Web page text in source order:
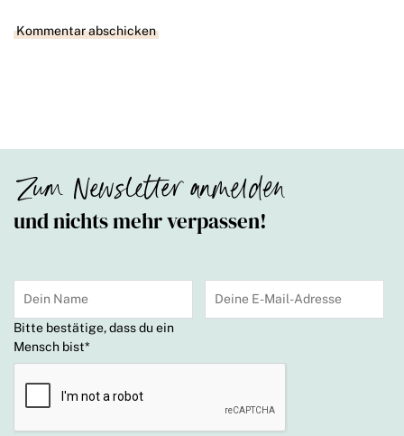
Zum Newsletter anmelden
und nichts mehr verpassen!
Bitte bestätige, dass du ein
Mensch bist*